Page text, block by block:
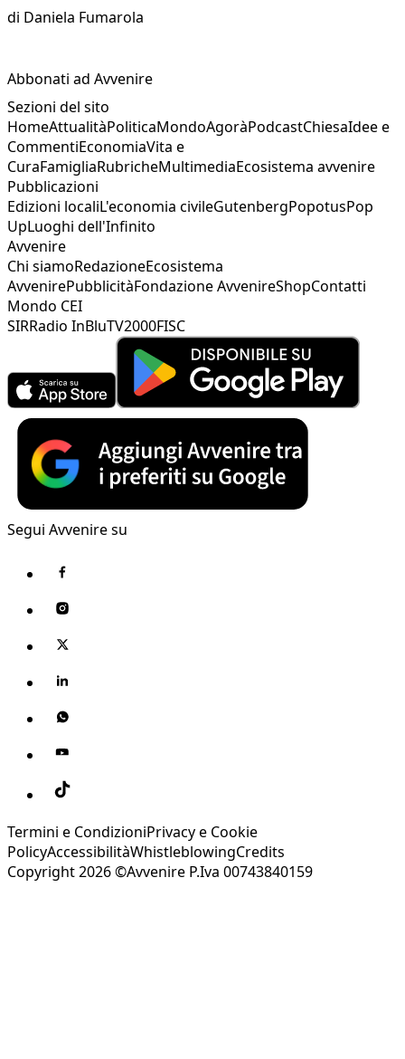
di Daniela Fumarola
Abbonati ad Avvenire
Sezioni del sito
HomeAttualitàPoliticaMondoAgoràPodcastChiesaIdee e
CommentiEconomiaVita e
CuraFamigliaRubricheMultimediaEcosistema avvenire
Pubblicazioni
Edizioni localiL'economia civileGutenbergPopotusPop
UpLuoghi dell'Infinito
Avvenire
Chi siamoRedazioneEcosistema
AvvenirePubblicitàFondazione AvvenireShopContatti
Mondo CEI
SIRRadio InBluTV2000FISC
Segui Avvenire su
Termini e CondizioniPrivacy e Cookie
PolicyAccessibilitàWhistleblowingCredits
Copyright 2026 ©Avvenire P.Iva 00743840159